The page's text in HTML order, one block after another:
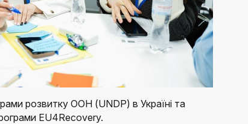
розвитку ООН (UNDP) в Україні та
EU4Recovery.